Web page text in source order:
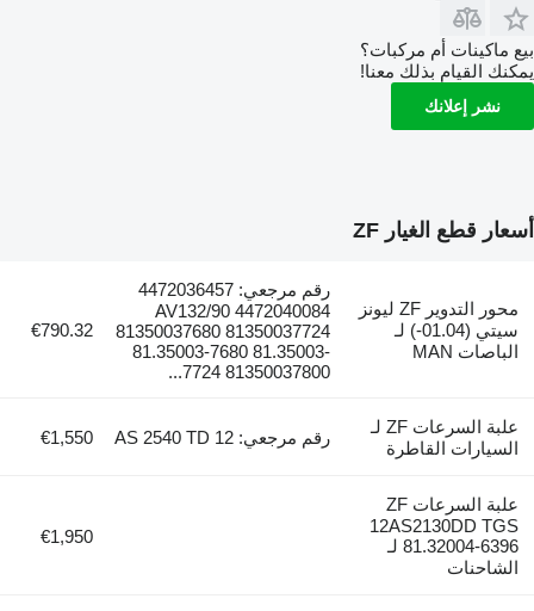
بيع ماكينات أم مركبات؟
يمكنك القيام بذلك معنا!
نشر إعلانك
أسعار قطع الغيار ZF
محور التدوير ZF ليونز
سيتي (01.04-) لـ
الباصات MAN
رقم مرجعي: 4472036457
AV132/90 4472040084
81350037680 81350037724
81.35003-7680 81.35003-
7724 81350037800...
€790.32
علبة السرعات ZF لـ
السيارات القاطرة
رقم مرجعي: 12 AS 2540 TD €1,550
علبة السرعات ZF
12AS2130DD TGS
81.32004-6396 لـ
الشاحنات
€1,950